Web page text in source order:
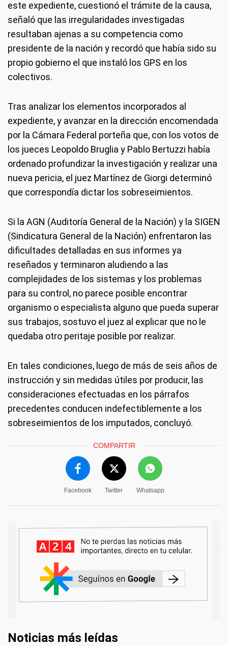
este expediente, cuestionó el trámite de la causa,
señaló que las irregularidades investigadas
resultaban ajenas a su competencia como
presidente de la nación y recordó que había sido su
propio gobierno el que instaló los GPS en los
colectivos.
Tras analizar los elementos incorporados al
expediente, y avanzar en la dirección encomendada
por la Cámara Federal porteña que, con los votos de
los jueces Leopoldo Bruglia y Pablo Bertuzzi había
ordenado profundizar la investigación y realizar una
nueva pericia, el juez Martínez de Giorgi determinó
que correspondía dictar los sobreseimientos.
Si la AGN (Auditoría General de la Nación) y la SIGEN
(Sindicatura General de la Nación) enfrentaron las
dificultades detalladas en sus informes ya
reseñados y terminaron aludiendo a las
complejidades de los sistemas y los problemas
para su control, no parece posible encontrar
organismo o especialista alguno que pueda superar
sus trabajos, sostuvo el juez al explicar que no le
quedaba otro peritaje posible por realizar.
En tales condiciones, luego de más de seis años de
instrucción y sin medidas útiles por producir, las
consideraciones efectuadas en los párrafos
precedentes conducen indefectiblemente a los
sobreseimientos de los imputados, concluyó.
COMPARTIR
Facebook Twitter Whatsapp
Noticias más leídas